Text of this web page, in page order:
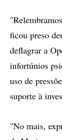
ficou preso
deflagrar a
infortúnios
uso de
suporte à
"No mais,